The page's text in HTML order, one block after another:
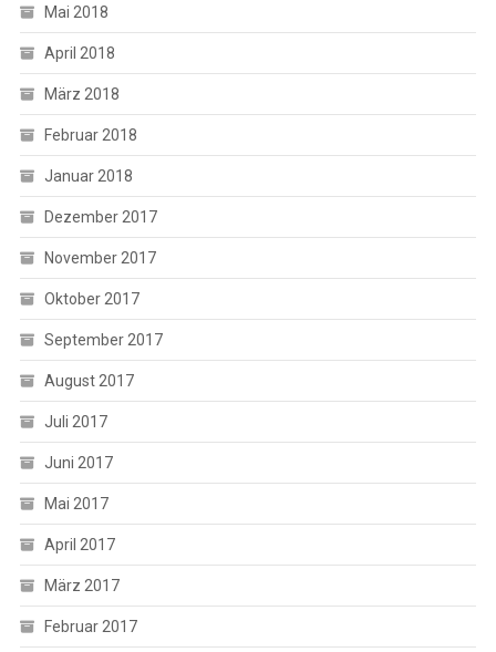
Mai 2018
April 2018
März 2018
Februar 2018
Januar 2018
Dezember 2017
November 2017
Oktober 2017
September 2017
August 2017
Juli 2017
Juni 2017
Mai 2017
April 2017
März 2017
Februar 2017